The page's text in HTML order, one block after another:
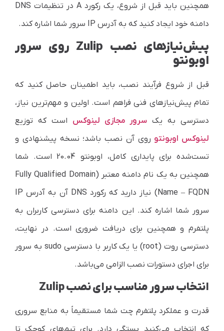
همچنین باید قبل از شروع، یک رکورد A در تنظیمات DNS
دامنه خود ایجاد کنید که به آدرس IP سرور شما اشاره کند.
پیش‌نیازهای نصب Zulip روی سرور
اوبونتو
قبل از شروع فرآیند نصب، باید اطمینان حاصل کنید که
تمام پیش‌نیازهای فنی فراهم است. اولین و مهم‌ترین نیاز،
دسترسی به یک سرور مجازی لینوکساست که توزیع
لینوکس اوبونتوروی آن نصب باشد؛ نسخه پیشنهادی و
تست‌شده برای پایداری کامل، اوبونتو 20.04 است. شما
همچنین به یک نام دامنه معتبر (Fully Qualified Domain
Name – FQDN) نیاز دارید که رکورد DNS آن به آدرس IP
سرور شما اشاره کند. این دامنه برای دسترسی کاربران به
پلتفرم و همچنین برای دریافت ضروری است. در نهایت،
دسترسی روت (root) یا یک کاربر با دسترسی sudo به سرور
برای اجرای دستورات نصب الزامی می‌باشد.
انتخاب سرور مناسب برای نصب Zulip
قدرت و عملکرد پلتفرم چت شما مستقیماً به منابع سروری
که انتخاب می‌کنید بستگی دارد. برای تیم‌های کوچک تا